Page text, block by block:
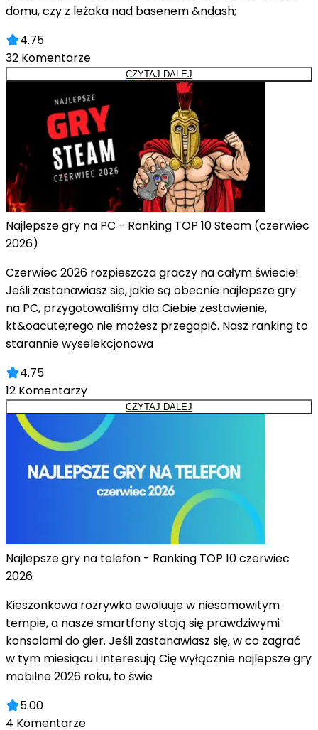
domu, czy z leżaka nad basenem &ndash;
4.75
32 Komentarze
CZYTAJ DALEJ
Najlepsze gry na PC - Ranking TOP 10 Steam (czerwiec
2026)
Czerwiec 2026 rozpieszcza graczy na całym świecie!
Jeśli zastanawiasz się, jakie są obecnie najlepsze gry
na PC, przygotowaliśmy dla Ciebie zestawienie,
kt&oacute;rego nie możesz przegapić. Nasz ranking to
starannie wyselekcjonowa
4.75
12 Komentarzy
CZYTAJ DALEJ
Najlepsze gry na telefon - Ranking TOP 10 czerwiec
2026
Kieszonkowa rozrywka ewoluuje w niesamowitym
tempie, a nasze smartfony stają się prawdziwymi
konsolami do gier. Jeśli zastanawiasz się, w co zagrać
w tym miesiącu i interesują Cię wyłącznie najlepsze gry
mobilne 2026 roku, to świe
5.00
4 Komentarze